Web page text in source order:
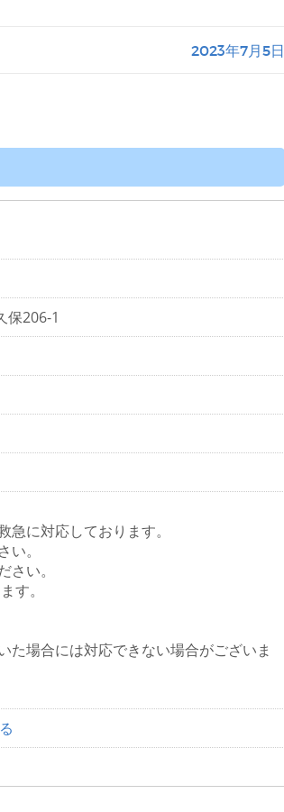
2023年7月5日
保206-1
に対応しております。
。
い。
す。
た場合には対応できない場合がございま